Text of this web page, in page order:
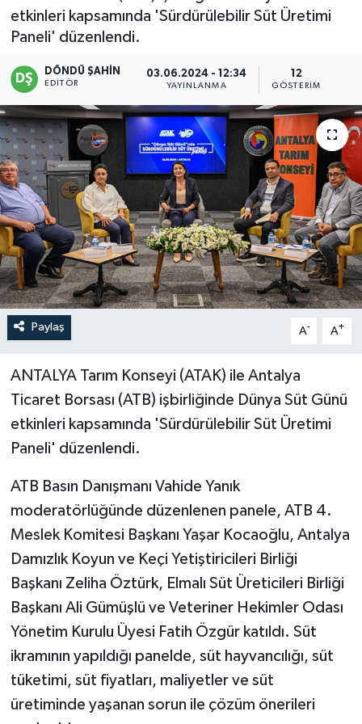
etkinleri kapsamında 'Sürdürülebilir Süt Üretimi
Paneli' düzenlendi.
DÖNDÜ ŞAHİN
EDITÖR
03.06.2024 - 12:34
YAYINLANMA
12
GÖSTERIM
Paylaş A- A+
ANTALYA Tarım Konseyi (ATAK) ile Antalya
Ticaret Borsası (ATB) işbirliğinde Dünya Süt Günü
etkinleri kapsamında 'Sürdürülebilir Süt Üretimi
Paneli' düzenlendi.
ATB Basın Danışmanı Vahide Yanık
moderatörlüğünde düzenlenen panele, ATB 4.
Meslek Komitesi Başkanı Yaşar Kocaoğlu, Antalya
Damızlık Koyun ve Keçi Yetiştiricileri Birliği
Başkanı Zeliha Öztürk, Elmalı Süt Üreticileri Birliği
Başkanı Ali Gümüşlü ve Veteriner Hekimler Odası
Yönetim Kurulu Üyesi Fatih Özgür katıldı. Süt
ikramının yapıldığı panelde, süt hayvancılığı, süt
tüketimi, süt fiyatları, maliyetler ve süt
üretiminde yaşanan sorun ile çözüm önerileri